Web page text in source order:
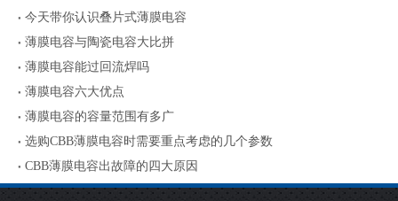
今天带你认识叠片式薄膜电容
薄膜电容与陶瓷电容大比拼
薄膜电容能过回流焊吗
薄膜电容六大优点
薄膜电容的容量范围有多广
选购CBB薄膜电容时需要重点考虑的几个参数
CBB薄膜电容出故障的四大原因